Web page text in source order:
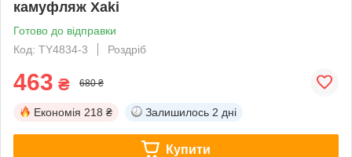
камуфляж Xaki
Готово до відправки
Код: TY4834-3
Роздріб
463 ₴ 680 ₴
Економія 218 ₴ Залишилось 2 дні
Купити